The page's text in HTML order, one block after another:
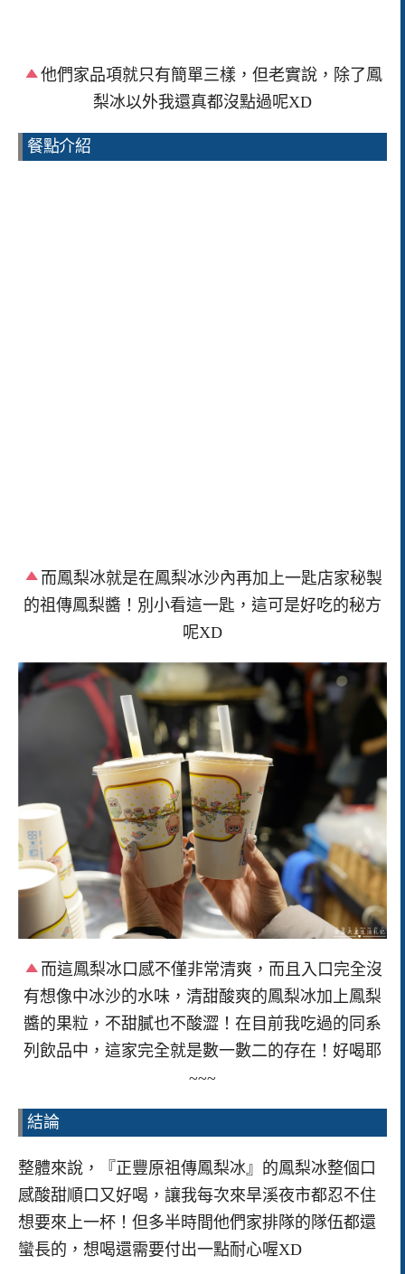
他們家品項就只有簡單三樣，但老實說，除了鳳
梨冰以外我還真都沒點過呢XD
餐點介紹
而鳳梨冰就是在鳳梨冰沙內再加上一匙店家秘製
的祖傳鳳梨醬！別小看這一匙，這可是好吃的秘方
呢XD
而這鳳梨冰口感不僅非常清爽，而且入口完全沒
有想像中冰沙的水味，清甜酸爽的鳳梨冰加上鳳梨
醬的果粒，不甜膩也不酸澀！在目前我吃過的同系
列飲品中，這家完全就是數一數二的存在！好喝耶
~~~
結論
整體來說，『正豐原祖傳鳳梨冰』的鳳梨冰整個口
感酸甜順口又好喝，讓我每次來旱溪夜市都忍不住
想要來上一杯！但多半時間他們家排隊的隊伍都還
蠻長的，想喝還需要付出一點耐心喔XD